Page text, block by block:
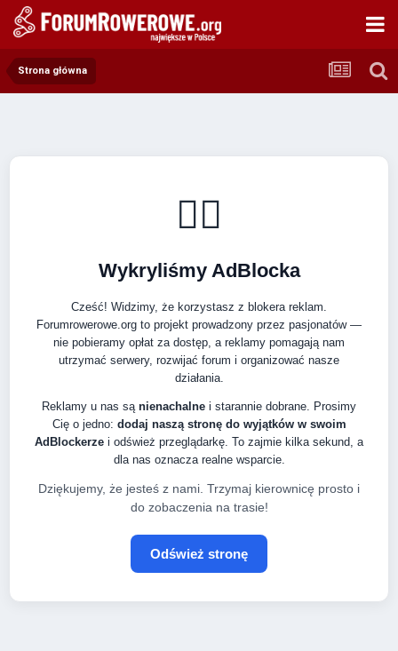
Strona główna
🚴‍♂️
Wykryliśmy AdBlocka
Cześć! Widzimy, że korzystasz z blokera reklam.
Forumrowerowe.org to projekt prowadzony przez pasjonatów —
nie pobieramy opłat za dostęp, a reklamy pomagają nam
utrzymać serwery, rozwijać forum i organizować nasze
działania.
Reklamy u nas są nienachalne i starannie dobrane. Prosimy
Cię o jedno: dodaj naszą stronę do wyjątków w swoim
AdBlockerze i odśwież przeglądarkę. To zajmie kilka sekund, a
dla nas oznacza realne wsparcie.
Dziękujemy, że jesteś z nami. Trzymaj kierownicę prosto i
do zobaczenia na trasie!
Odśwież stronę